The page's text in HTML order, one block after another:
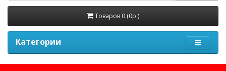
Товаров 0 (0р.)
Категории